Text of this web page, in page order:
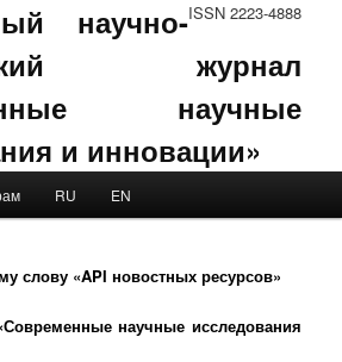
ISSN 2223-4888
научно-
журнал
научные
и инновации»
RU EN
слову «API новостных ресурсов»
научные исследования